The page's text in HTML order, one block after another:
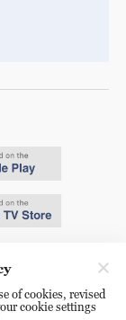
of cookies, revised
cookie settings